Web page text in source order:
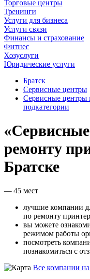
Торговые центры
Тренинги
Услуги для бизнеса
Услуги связи
Финансы и страхование
Фитнес
Хозуслуги
Юридические услуги
Братск
Сервисные центры
Сервисные
подкатегории
ремонту
Братске
— 45 мест
лучшие компании
по ремонту
вы можете
режимом работы
посмотреть
познакомиться с
Все компании на